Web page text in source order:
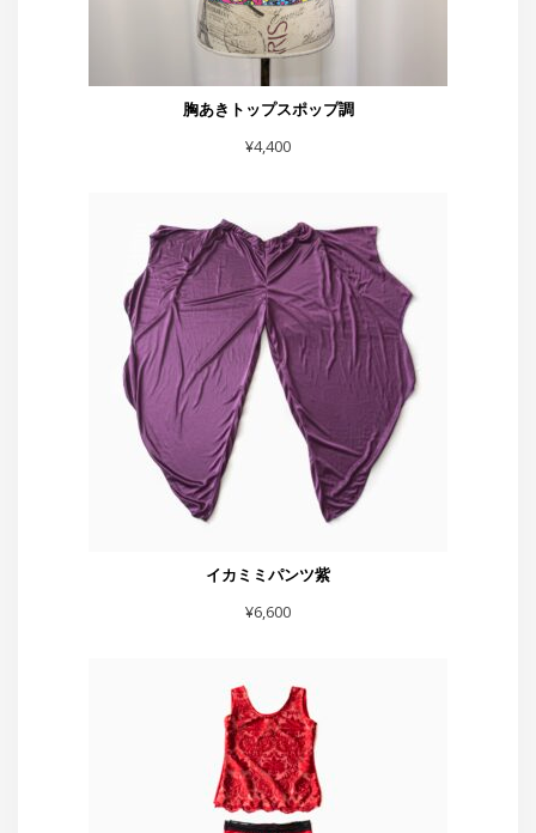
イカミミパンツ紫
¥6,600
赤フレアーハート付きスカート
¥5,500